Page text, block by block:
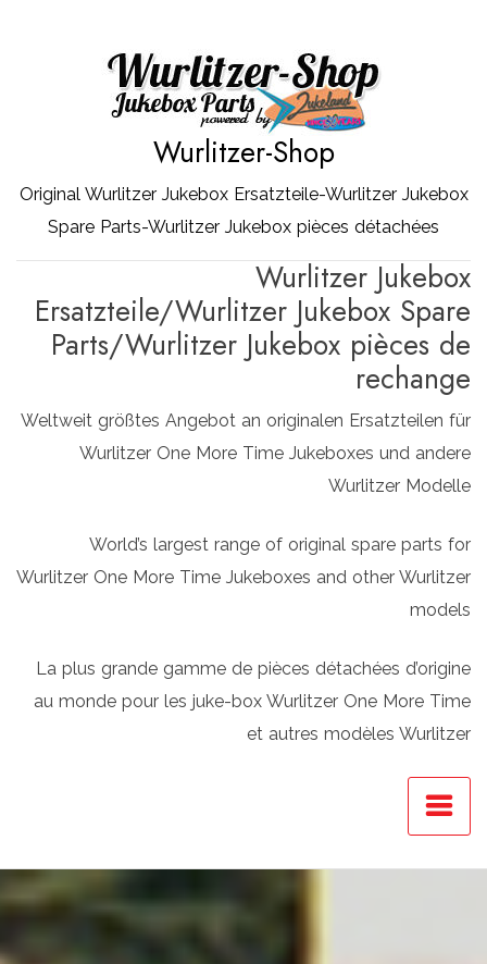
Wurlitzer-Shop
Original Wurlitzer Jukebox Ersatzteile-Wurlitzer Jukebox
Spare Parts-Wurlitzer Jukebox pièces détachées
Wurlitzer Jukebox
Ersatzteile/Wurlitzer Jukebox Spare
Parts/Wurlitzer Jukebox pièces de
rechange
Weltweit größtes Angebot an originalen Ersatzteilen für
Wurlitzer One More Time Jukeboxes und andere
Wurlitzer Modelle
World’s largest range of original spare parts for
Wurlitzer One More Time Jukeboxes and other Wurlitzer
models
La plus grande gamme de pièces détachées d’origine
au monde pour les juke-box Wurlitzer One More Time
et autres modèles Wurlitzer